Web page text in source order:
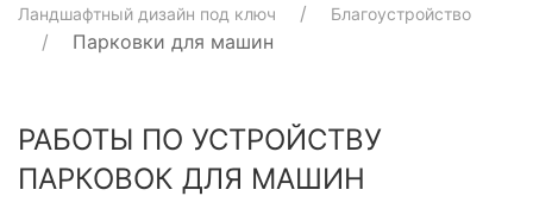
Ландшафтный дизайн под ключ Благоустройство
Парковки для машин
РАБОТЫ ПО УСТРОЙСТВУ
ПАРКОВОК ДЛЯ МАШИН